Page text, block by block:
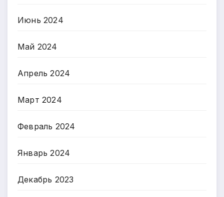
Июнь 2024
Май 2024
Апрель 2024
Март 2024
Февраль 2024
Январь 2024
Декабрь 2023